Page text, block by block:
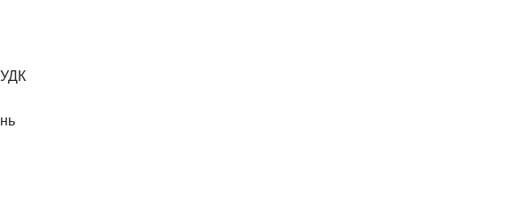
УДК